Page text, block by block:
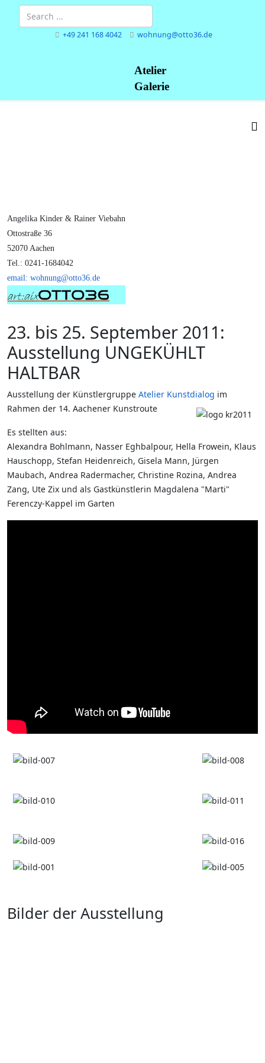
+49 241 168 4042 wohnung@otto36.de
Atelier
Galerie
Angelika Kinder & Rainer Viebahn
Ottostraße 36
52070 Aachen
Tel.: 0241-1684042
email: wohnung@otto36.de
23. bis 25. September 2011:
Ausstellung UNGEKÜHLT
HALTBAR
Ausstellung der Künstlergruppe Atelier Kunstdialog im
Rahmen der 14. Aachener Kunstroute
Es stellten aus:
Alexandra Bohlmann, Nasser Eghbalpour, Hella Frowein, Klaus
Hauschopp, Stefan Heidenreich, Gisela Mann, Jürgen
Maubach, Andrea Radermacher, Christine Rozina, Andrea
Zang, Ute Zix und als Gastkünstlerin Magdalena "Marti"
Ferenczy-Kappel im Garten
Bilder der Ausstellung